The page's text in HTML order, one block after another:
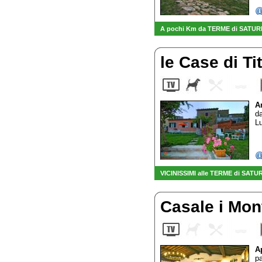
A pochi Km da TERME di
le Case di
VICINISSIMI alle TERME di
Casale i